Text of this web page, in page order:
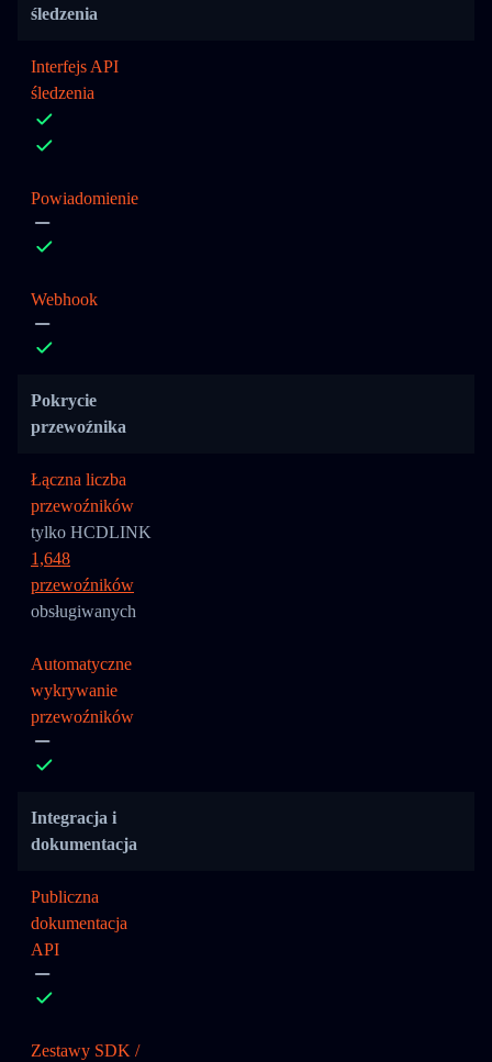
śledzenia
Interfejs API
śledzenia
Powiadomienie
Webhook
Pokrycie
przewoźnika
Łączna liczba
przewoźników
tylko HCDLINK
1,648
przewoźników
obsługiwanych
Automatyczne
wykrywanie
przewoźników
Integracja i
dokumentacja
Publiczna
dokumentacja
API
Zestawy SDK /